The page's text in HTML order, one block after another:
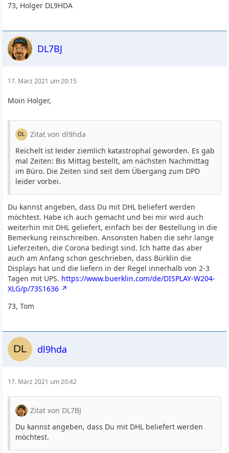
73, Holger DL9HDA
DL7BJ
17. März 2021 um 20:15
Moin Holger,
Zitat von dl9hda
Reichelt ist leider ziemlich katastrophal geworden. Es gab
mal Zeiten: Bis Mittag bestellt, am nächsten Nachmittag
im Büro. Die Zeiten sind seit dem Übergang zum DPD
leider vorbei.
Du kannst angeben, dass Du mit DHL beliefert werden
möchtest. Habe ich auch gemacht und bei mir wird auch
weiterhin mit DHL geliefert, einfach bei der Bestellung in die
Bemerkung reinschreiben. Ansonsten haben die sehr lange
Lieferzeiten, die Corona bedingt sind. Ich hatte das aber
auch am Anfang schon geschrieben, dass Bürklin die
Displays hat und die liefern in der Regel innerhalb von 2-3
Tagen mit UPS. https://www.buerklin.com/de/DISPLAY-W204-
XLG/p/73S1636
73, Tom
dl9hda
17. März 2021 um 20:42
Zitat von DL7BJ
Du kannst angeben, dass Du mit DHL beliefert werden
möchtest.